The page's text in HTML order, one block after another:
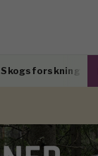
Skogsforskning